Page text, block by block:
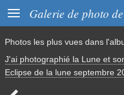
 Galerie de photo
Photos les plus vues dans
J'ai photographié la Lune et
Eclipse de la lune septembre